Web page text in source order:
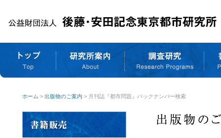
ホーム > 出版物のご案内 > 月刊誌『都市問題』バックナンバー検索